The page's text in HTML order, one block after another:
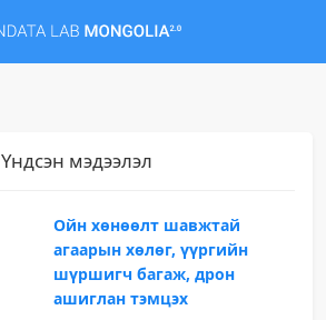
Үндсэн мэдээлэл
Ойн хөнөөлт шавжтай
агаарын хөлөг, үүргийн
шүршигч багаж, дрон
ашиглан тэмцэх